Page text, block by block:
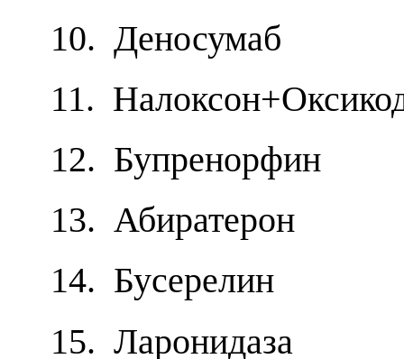
10. Деносумаб
11.
12. Бупренорфин
13. Абиратерон
14. Бусерелин
15. Ларонидаза